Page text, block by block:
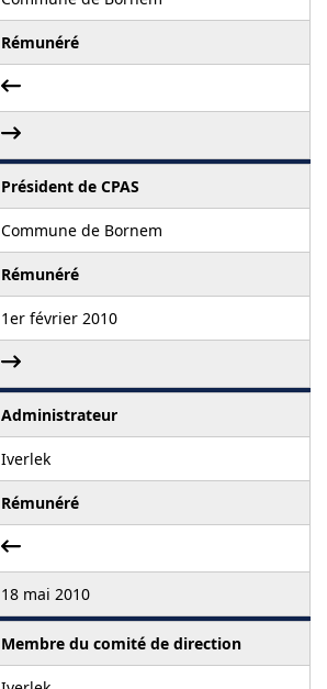
Rémunéré
Président de CPAS
Commune de Bornem
Rémunéré
1er février 2010
Administrateur
Iverlek
Rémunéré
18 mai 2010
Membre du comité de direction